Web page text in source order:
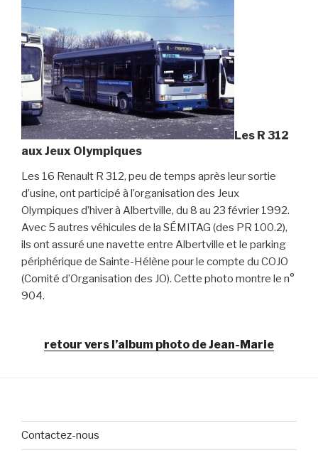
Les R 312
aux Jeux Olympiques
Les 16 Renault R 312, peu de temps après leur sortie
d’usine, ont participé à l’organisation des Jeux
Olympiques d’hiver à Albertville, du 8 au 23 février 1992.
Avec 5 autres véhicules de la SÉMITAG (des PR 100.2),
ils ont assuré une navette entre Albertville et le parking
périphérique de Sainte-Hélène pour le compte du COJO
(Comité d’Organisation des JO). Cette photo montre le n°
904.
retour vers l’album photo de Jean-Marie
Contactez-nous